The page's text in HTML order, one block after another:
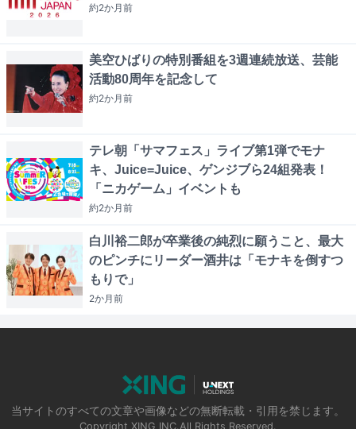
約2か月前
美空ひばりの特別番組を3週連続放送、芸能
活動80周年を記念して
約2か月前
テレ朝「サマフェス」ライブ第1弾でモナ
キ、Juice=Juice、ゲンジブら24組発表！
「ニカゲーム」イベントも
約2か月前
白川裕二郎が卒業後の純烈に願うこと、最大
のピンチにリーダー酒井は「モナキを倒すつ
もりで」
2か月前
当サイトのすべての文章や画像などの無断転載・引用を禁じます。
Copyright XING INC.All Rights Reserved.